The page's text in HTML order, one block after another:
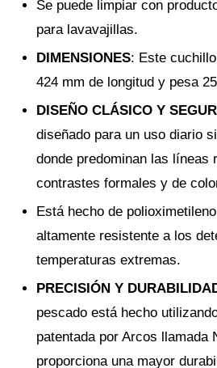
Se puede limpiar con
para lavavajillas.
DIMENSIONES: Este
424 mm de longitud y pesa
DISEÑO CLÁSICO Y
diseñado para un uso diario
donde predominan las líneas
contrastes formales y de
Está hecho de
altamente resistente a los
temperaturas extremas.
PRECISIÓN Y
pescado está hecho
patentada por Arcos llamada
proporciona una mayor